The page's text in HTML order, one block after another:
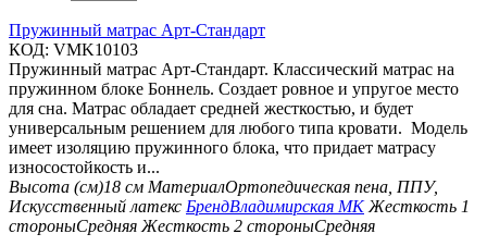
Пружинный матрас Арт-Стандарт
КОД: VMK10103
Пружинный матрас Арт-Стандарт. Классический матрас на
пружинном блоке Боннель. Создает ровное и упругое место
для сна. Матрас обладает средней жесткостью, и будет
универсальным решением для любого типа кровати. Модель
имеет изоляцию пружинного блока, что придает матрасу
износостойкость и...
Высота (см)18 см МатериалОртопедическая пена, ППУ,
Искусственный латекс БрендВладимирская МК Жесткость 1
стороныСредняя Жесткость 2 стороныСредняя